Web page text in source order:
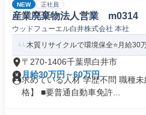
NEW 正社員
産業廃棄物法人営業 m0314
ウッドフューエル白井株式会社 本社
木質リサイクルで環境保全⭐️月給30
〒270-1406千葉県白井市
月給30万円～60万円
求めている人材 学歴不問 職種
格】 ■要普通自動車免許...